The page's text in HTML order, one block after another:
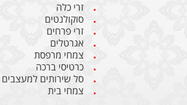
זרי כלה
סוקולנטים
זרי פרחים
אגרטלים
צמחי מרפסת
כרטיסי ברכה
סל שירותים למעצבים
צמחי בית